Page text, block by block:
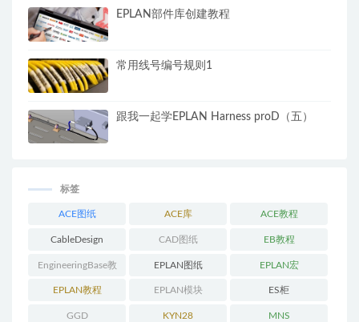
EPLAN部件库创建教程
常用线号编号规则1
跟我一起学EPLAN Harness proD（五）
标签
ACE图纸 ACE库 ACE教程
CableDesign CAD图纸 EB教程
EngineeringBase教
程
EPLAN图纸 EPLAN宏
EPLAN教程 EPLAN模块 ES柜
GGD KYN28 MNS